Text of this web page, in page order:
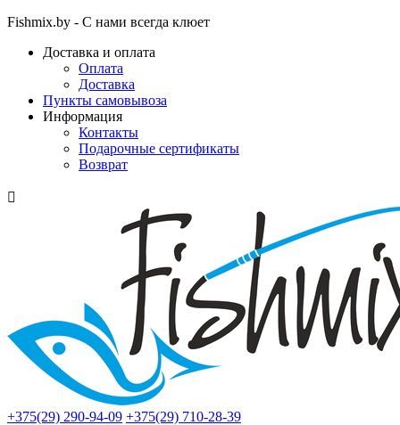
Fishmix.by - С нами всегда клюет
Доставка и оплата
Оплата
Доставка
Пункты самовывоза
Информация
Контакты
Подарочные сертификаты
Возврат

+375(29) 290-94-09 +375(29) 710-28-39